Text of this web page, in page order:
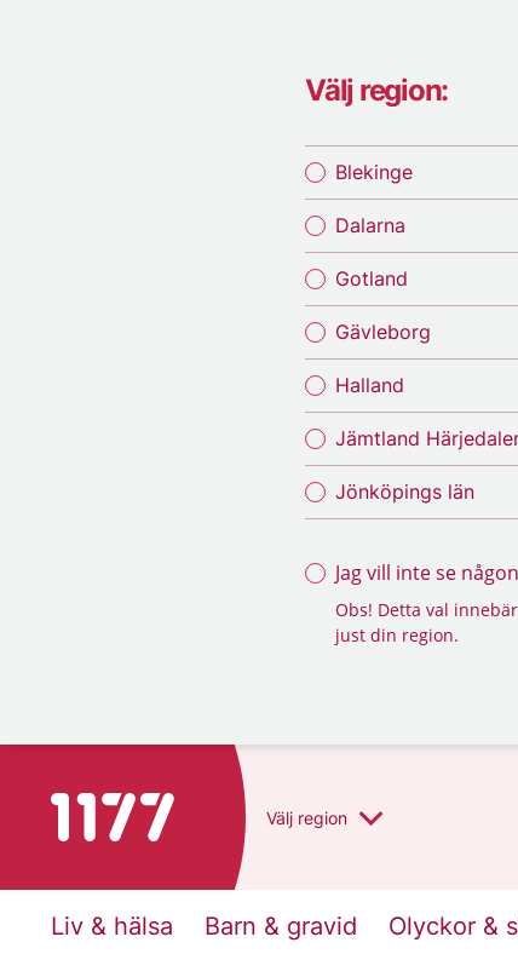
Välj region:
Blekinge
Dalarna
Gotland
Gävleborg
Halland
Jämtland
Jönköpings län
Jag vill inte se
Obs! Detta val
just din region.
Till startsidan för 1177 Välj region
Liv & hälsa Barn & gravid Olyckor &